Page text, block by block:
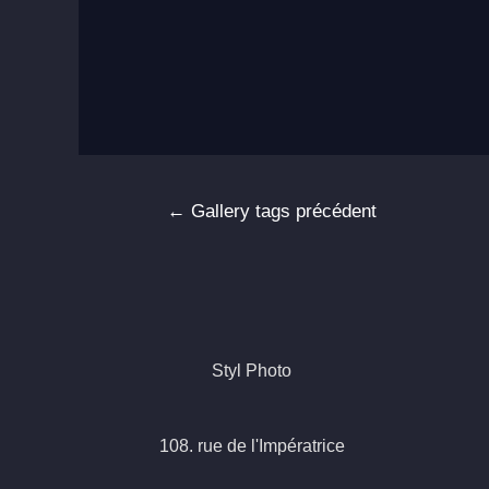
Navigation
← Gallery tags précédent
Styl Photo
108. rue de l'Impératrice